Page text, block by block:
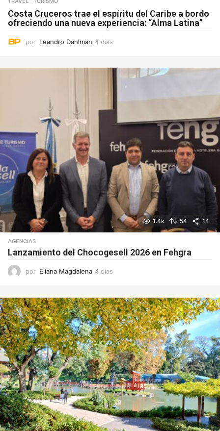
Costa Cruceros trae el espíritu del Caribe a bordo
ofreciendo una nueva experiencia: “Alma Latina”
por Leandro Dahlman 4 días
a
1.4k 54 14
AGENCIAS
Lanzamiento del Chocogesell 2026 en Fehgra
por Eliana Magdalena 4 días
a
s